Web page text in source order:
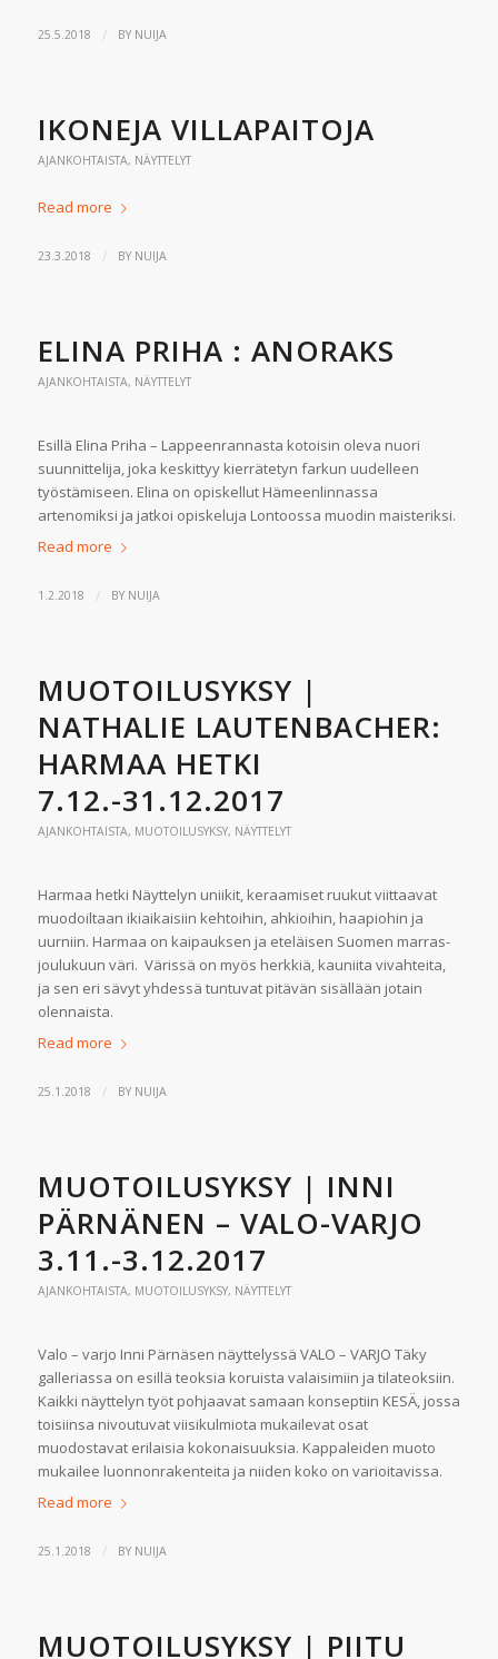
25.5.2018 / BY NUIJA
IKONEJA VILLAPAITOJA
AJANKOHTAISTA, NÄYTTELYT
Read more
23.3.2018 / BY NUIJA
ELINA PRIHA : ANORAKS
AJANKOHTAISTA, NÄYTTELYT
Esillä Elina Priha – Lappeenrannasta kotoisin oleva nuori
suunnittelija, joka keskittyy kierrätetyn farkun uudelleen
työstämiseen. Elina on opiskellut Hämeenlinnassa
artenomiksi ja jatkoi opiskeluja Lontoossa muodin maisteriksi.
Read more
1.2.2018 / BY NUIJA
MUOTOILUSYKSY |
NATHALIE LAUTENBACHER:
HARMAA HETKI
7.12.-31.12.2017
AJANKOHTAISTA, MUOTOILUSYKSY, NÄYTTELYT
Harmaa hetki Näyttelyn uniikit, keraamiset ruukut viittaavat
muodoiltaan ikiaikaisiin kehtoihin, ahkioihin, haapiohin ja
uurniin. Harmaa on kaipauksen ja eteläisen Suomen marras-
joulukuun väri. Värissä on myös herkkiä, kauniita vivahteita,
ja sen eri sävyt yhdessä tuntuvat pitävän sisällään jotain
olennaista.
Read more
25.1.2018 / BY NUIJA
MUOTOILUSYKSY | INNI
PÄRNÄNEN – VALO-VARJO
3.11.-3.12.2017
AJANKOHTAISTA, MUOTOILUSYKSY, NÄYTTELYT
Valo – varjo Inni Pärnäsen näyttelyssä VALO – VARJO Täky
galleriassa on esillä teoksia koruista valaisimiin ja tilateoksiin.
Kaikki näyttelyn työt pohjaavat samaan konseptiin KESÄ, jossa
toisiinsa nivoutuvat viisikulmiota mukailevat osat
muodostavat erilaisia kokonaisuuksia. Kappaleiden muoto
mukailee luonnonrakenteita ja niiden koko on varioitavissa.
Read more
25.1.2018 / BY NUIJA
MUOTOILUSYKSY | PIITU